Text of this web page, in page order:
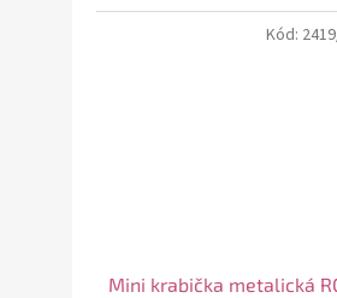
Mini krabička metalická
Kód: